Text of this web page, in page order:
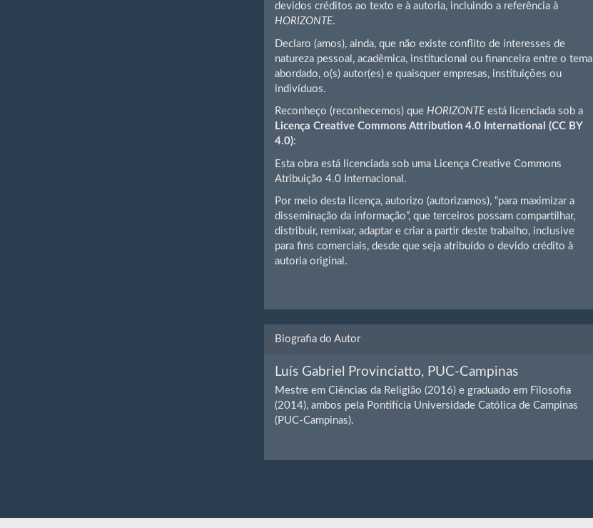
devidos créditos ao texto e à autoria, incluindo a referência à
HORIZONTE.
Declaro (amos), ainda, que não existe conflito de interesses de
natureza pessoal, acadêmica, institucional ou financeira entre o tema
abordado, o(s) autor(es) e quaisquer empresas, instituições ou
indivíduos.
Reconheço (reconhecemos) queHORIZONTE está licenciada sob a
Licença Creative Commons Attribution 4.0 International (CC BY
4.0):
Esta obra está licenciada sob uma Licença Creative Commons
Atribuição 4.0 Internacional.
Por meio desta licença, autorizo (autorizamos), “para maximizar a
disseminação da informação”, que terceiros possam compartilhar,
distribuir, remixar, adaptar e criar a partir deste trabalho, inclusive
para fins comerciais, desde que seja atribuído o devido crédito à
autoria original.
Biografia do Autor
Luís Gabriel Provinciatto, PUC-Campinas
Mestre em Ciências da Religião (2016) e graduado em Filosofia
(2014), ambos pela Pontifícia Universidade Católica de Campinas
(PUC-Campinas).